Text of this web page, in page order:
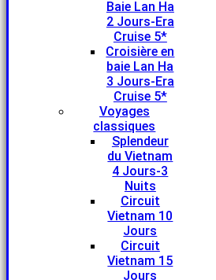
Baie Lan Ha
2 Jours-Era
Cruise 5*
Croisière en
baie Lan Ha
3 Jours-Era
Cruise 5*
Voyages
classiques
Splendeur
du Vietnam
4 Jours-3
Nuits
Circuit
Vietnam 10
Jours
Circuit
Vietnam 15
Jours